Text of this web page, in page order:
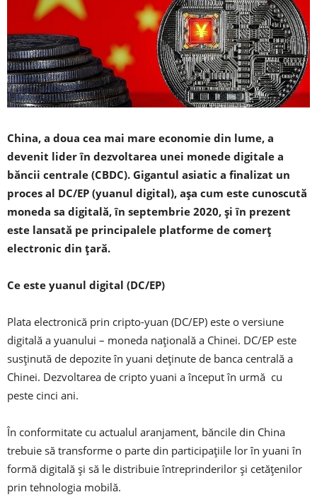
China, a doua cea mai mare economie din lume, a
devenit lider în dezvoltarea unei monede digitale a
băncii centrale (CBDC). Gigantul asiatic a finalizat un
proces al DC/EP (yuanul digital), așa cum este cunoscută
moneda sa digitală, în septembrie 2020, și în prezent
este lansată pe principalele platforme de comerț
electronic din țară.
Ce este yuanul digital (DC/EP)
Plata electronică prin cripto-yuan (DC/EP) este o versiune
digitală a yuanului – moneda națională a Chinei. DC/EP este
susținută de depozite în yuani deținute de banca centrală a
Chinei. Dezvoltarea de cripto yuani a început în urmă cu
peste cinci ani.
În conformitate cu actualul aranjament, băncile din China
trebuie să transforme o parte din participațiile lor în yuani în
formă digitală și să le distribuie întreprinderilor și cetățenilor
prin tehnologia mobilă.